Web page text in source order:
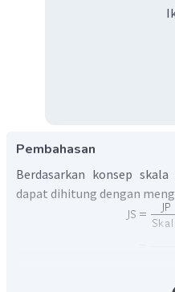
Pembahasan
Berdasarkan konsep
dapat dihitung dengan